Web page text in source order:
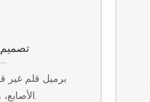
تصميم
برميل قلم غير
الأصابع، ولن يسبب الاستخدام لفترة طويلة ألمًا في اليدين.